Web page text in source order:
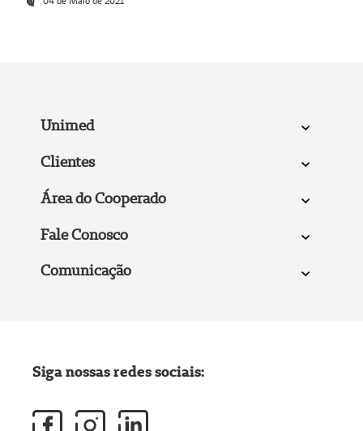
Unimed
Clientes
Área do Cooperado
Fale Conosco
Comunicação
Siga nossas redes sociais: